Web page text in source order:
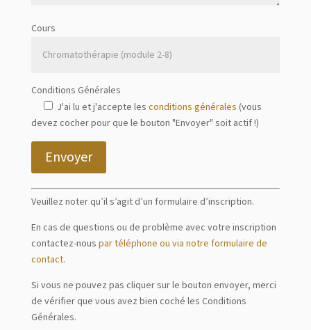
Cours
Conditions Générales
J'ai lu et j'accepte les conditions générales (vous
devez cocher pour que le bouton "Envoyer" soit actif !)
Envoyer
Veuillez noter qu’il s’agit d’un formulaire d’inscription.
En cas de questions ou de problème avec votre inscription
contactez-nous par téléphone ou via notre formulaire de
contact.
Si vous ne pouvez pas cliquer sur le bouton envoyer, merci
de vérifier que vous avez bien coché les Conditions
Générales.